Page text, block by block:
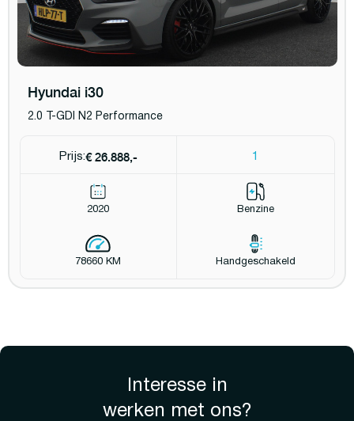
Hyundai i30
2.0 T-GDI N2 Performance
Prijs:€ 26.888,- 1
2020 Benzine
78660 KM Handgeschakeld
Interesse in
werken met ons?